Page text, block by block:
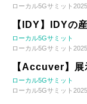
ローカル5Gサミット2025
【IDY】IDYの
ローカル5Gサミット
ローカル5Gサミット2025
【Accuver】
ローカル5Gサミット
ローカル5Gサミット2025